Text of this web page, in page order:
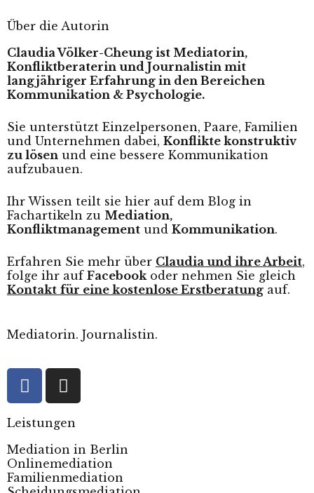
Über die Autorin
Claudia Völker-Cheung ist Mediatorin,
Konfliktberaterin und Journalistin mit
langjähriger Erfahrung in den Bereichen
Kommunikation & Psychologie.
Sie unterstützt Einzelpersonen, Paare, Familien
und Unternehmen dabei, Konflikte konstruktiv
zu lösen und eine bessere Kommunikation
aufzubauen.
Ihr Wissen teilt sie hier auf dem Blog in
Fachartikeln zu Mediation,
Konfliktmanagement und Kommunikation.
Erfahren Sie mehr über Claudia und ihre Arbeit,
folge ihr auf Facebookoder nehmen Sie gleich
Kontakt für eine kostenlose Erstberatung auf.
Mediatorin. Journalistin.
Leistungen
Mediation in Berlin
Onlinemediation
Familienmediation